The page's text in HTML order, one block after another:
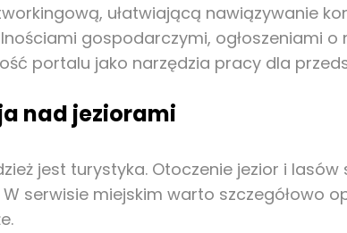
ułatwiającą nawiązywanie
gospodarczymi,
portalu jako narzędzia pracy dla
nad jeziorami
jest turystyka. Otoczenie jezior i
serwisie miejskim warto szczegółowo